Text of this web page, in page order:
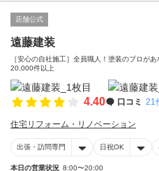
店舗公式
遠藤建装
［安心の自社施工］全員職人！塗装のプロが
20,000件以上
4.40 口コミ 21
住宅リフォーム・リノベーション
出張・訪問専門 日祝OK
本日の営業状況 8:00〜20:00